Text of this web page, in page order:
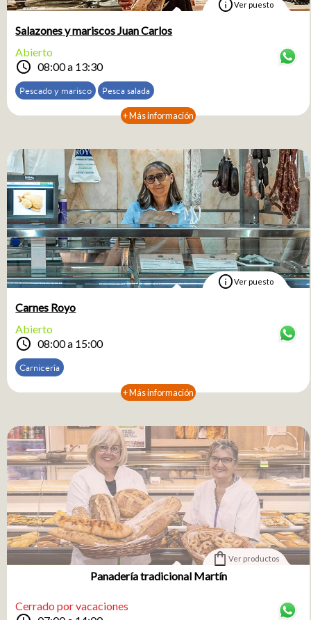
infoVer puesto
Salazones y mariscos Juan Carlos
Abierto
schedule 08:00 a 13:30
Pescado y marisco Pesca salada
+ Más información
infoVer puesto
Carnes Royo
Abierto
schedule 08:00 a 15:00
Carnicería
+ Más información
shopping_bag Ver productos
Panadería tradicional Martín
Cerrado por vacaciones